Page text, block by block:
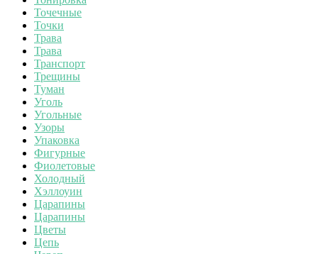
Точечные
Точки
Трава
Трава
Транспорт
Трещины
Туман
Уголь
Угольные
Узоры
Упаковка
Фигурные
Фиолетовые
Холодный
Хэллоуин
Царапины
Царапины
Цветы
Цепь